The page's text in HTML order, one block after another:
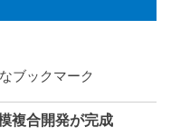
ブックマーク
複合開発が完成